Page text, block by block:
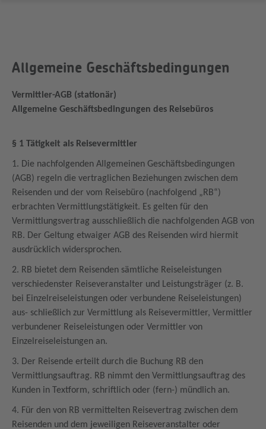
Allgemeine Geschäftsbedingungen
Vermittler-AGB (stationär)
Allgemeine Geschäftsbedingungen des Reisebüros
§ 1 Tätigkeit als Reisevermittler
1. Die nachfolgenden Allgemeinen Geschäftsbedingungen
(AGB) regeln die vertraglichen Beziehungen zwischen dem
Reisenden und der vom Reisebüro (nachfolgend „RB“)
erbrachten Vermittlungstätigkeit. Es gelten für den
Vermittlungsvertrag ausschließlich die nachfolgenden AGB von
RB. Der Geltung etwaiger AGB des Reisenden wird hiermit
ausdrücklich widersprochen.
2. RB bietet dem Reisenden sämtliche Reiseleistungen
verschiedenster Reiseveranstalter und Leistungsträger (z. B.
bei Einzelreiseleistungen oder verbundene Reiseleistungen)
aus- schließlich zur Vermittlung als Reisevermittler, Vermittler
verbundener Reiseleistungen oder Vermittler von
Einzelreiseleistungen an.
3. Der Reisende erteilt durch die Buchung RB den
Vermittlungsauftrag. RB nimmt den Vermittlungsauftrag des
Kunden in Textform, schriftlich oder (fern-) mündlich an.
4. Für den von RB vermittelten Reisevertrag zwischen dem
Reisenden und dem jeweiligen Reiseveranstalter oder